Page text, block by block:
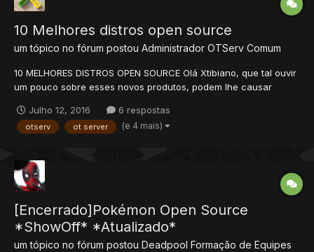
10 Melhores distros open source
um tópico no fórum postou Administrador OTServ Comum
10 MELHORES DISTROS OPEN SOURCE Olá Xtibiano, que tal ouvir
um pouco sobre esses novos produtos, podem lhe causar
Server estão se tornando escassos, por isso eu e o nosso
amigo @Danihcv identificamos as distros mais comentadas e
Julho 12, 2016 6 respostas
otserv ot server (e 4 mais)
[Encerrado]Pokémon Open Source
*ShowOff* *Atualizado*
um tópico no fórum postou Deadpool Formação de Equipes